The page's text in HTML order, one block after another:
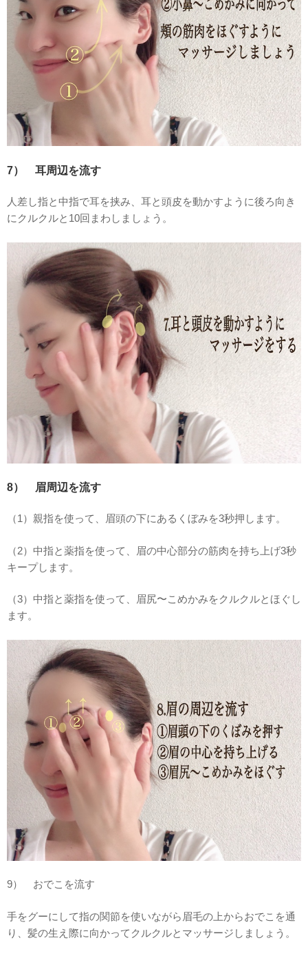
7） 耳周辺を流す
人差し指と中指で耳を挟み、耳と頭皮を動かすように後ろ向き
にクルクルと10回まわしましょう。
8） 眉周辺を流す
（1）親指を使って、眉頭の下にあるくぼみを3秒押します。
（2）中指と薬指を使って、眉の中心部分の筋肉を持ち上げ3秒
キープします。
（3）中指と薬指を使って、眉尻〜こめかみをクルクルとほぐし
ます。
9） おでこを流す
手をグーにして指の関節を使いながら眉毛の上からおでこを通
り、髪の生え際に向かってクルクルとマッサージしましょう。